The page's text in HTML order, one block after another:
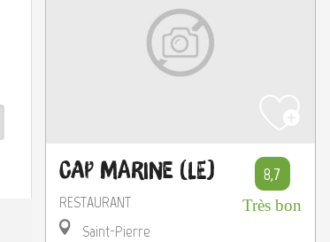
Cap Marine (Le)
RESTAURANT
Saint-Pierre
8,7
Très bon